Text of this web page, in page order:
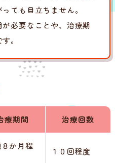
ても目立ちません。
必要なことや、治療期
。
療期間 治療回数
か月程
１０回程度